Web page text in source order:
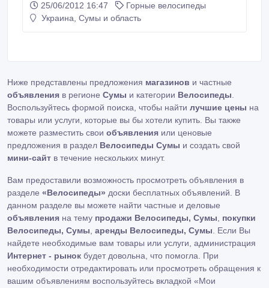
Задний тормоз дисковый (механический)
Количество скоростей 21 Цвет Серый и немного
25/06/2012 16:47
Горные велосипеды
Украина, Сумы и область
Ниже представлены предложения магазинов и частные
объявления в регионе Сумы и категории Велосипеды
Воспользуйтесь формой поиска, чтобы найти лучшие цены на
товары или услуги, которые вы бы хотели купить. Вы также
можете разместить свои объявления или ценовые
предложения в раздел Велосипеды Сумы и создать свой
мини-сайт в течение нескольких минут.
Вам предоставили возможность просмотреть объявления в
разделе «Велосипеды» доски бесплатных объявлений. В
данном разделе вы можете найти частные и деловые
объявления на тему продажи Велосипеды, Сумы
покупки
Велосипеды, Сумы аренды Велосипеды, Сумы . Если Вы
найдете необходимые вам товары или услуги, администрация
Интернет - рынок будет довольна, что помогла. При
необходимости отредактировать или просмотреть обращения к
вашим объявлениям воспользуйтесь вкладкой «Мои